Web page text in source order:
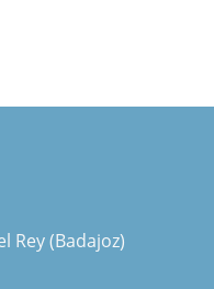
Rey (Badajoz)